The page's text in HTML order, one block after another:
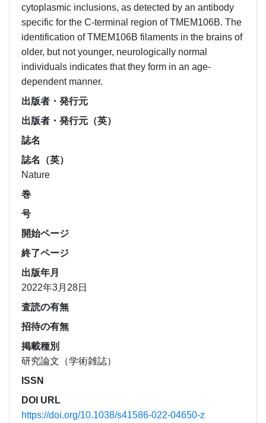
cytoplasmic inclusions, as detected by an antibody
specific for the C-terminal region of TMEM106B. The
identification of TMEM106B filaments in the brains of
older, but not younger, neurologically normal
individuals indicates that they form in an age-
dependent manner.
出版者・発行元
出版者・発行元（英）
誌名
誌名（英）
Nature
巻
号
開始ページ
終了ページ
出版年月
2022年3月28日
査読の有無
招待の有無
掲載種別
研究論文（学術雑誌）
ISSN
DOI URL
https://doi.org/10.1038/s41586-022-04650-z